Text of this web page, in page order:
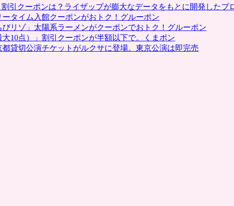
引クーポンは？ライザップが膨大なデータをもとに開発したプ
タイム入館クーポンがおトク！グルーポン
リゾ」太陽系ラーメンがクーポンでおトク！グルーポン
10点）」割引クーポンが半額以下で。くまポン
貸切公演チケットがルクサに登場。東京公演は即完売